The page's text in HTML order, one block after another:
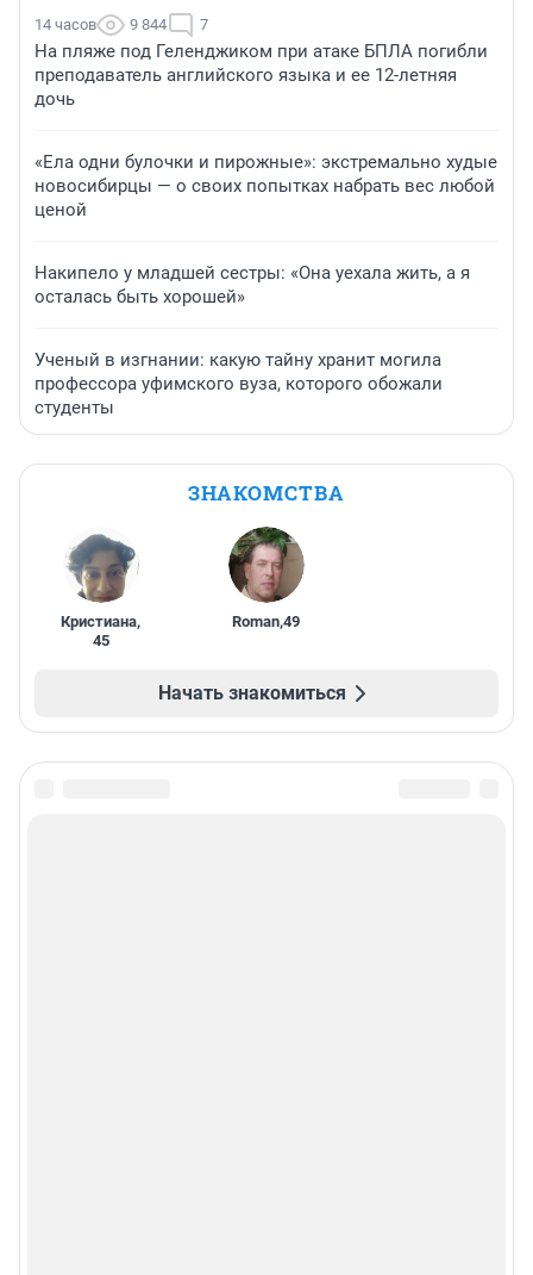
14 часов 9 844 7
На пляже под Геленджиком при атаке БПЛА погибли
преподаватель английского языка и ее 12-летняя
дочь
«Ела одни булочки и пирожные»: экстремально худые
новосибирцы — о своих попытках набрать вес любой
ценой
Накипело у младшей сестры: «Она уехала жить, а я
осталась быть хорошей»
Ученый в изгнании: какую тайну хранит могила
профессора уфимского вуза, которого обожали
студенты
ЗНАКОМСТВА
Кристиана,
45
Roman,49
Начать знакомиться